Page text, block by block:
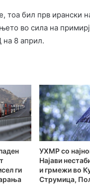
тоа бил прв ирански
во сила на
8 април.
ги
УХМР со
Најави
и грмежи во
Струмица,